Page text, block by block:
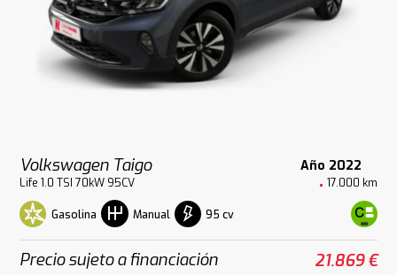
Volkswagen Taigo Año 2022
Life 1.0 TSI 70kW 95CV 17.000 km
Gasolina Manual 95 cv
Precio sujeto a financiación 21.869 €